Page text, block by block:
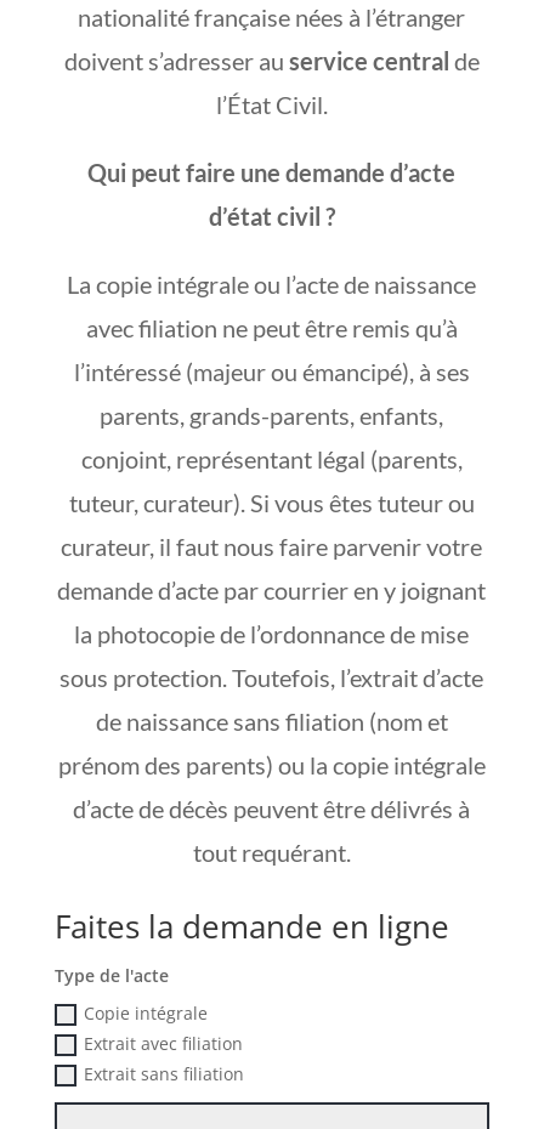
nationalité française nées à l’étranger
doivent s’adresser au service central de
l’État Civil.
Qui peut faire une demande d’acte
d’état civil ?
La copie intégrale ou l’acte de naissance
avec filiation ne peut être remis qu’à
l’intéressé (majeur ou émancipé), à ses
parents, grands-parents, enfants,
conjoint, représentant légal (parents,
tuteur, curateur). Si vous êtes tuteur ou
curateur, il faut nous faire parvenir votre
demande d’acte par courrier en y joignant
la photocopie de l’ordonnance de mise
sous protection. Toutefois, l’extrait d’acte
de naissance sans filiation (nom et
prénom des parents) ou la copie intégrale
d’acte de décès peuvent être délivrés à
tout requérant.
Faites la demande en ligne
Type de l'acte
Copie intégrale
Extrait avec filiation
Extrait sans filiation